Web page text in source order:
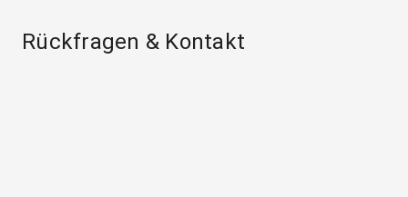
Rückfragen & Kontakt